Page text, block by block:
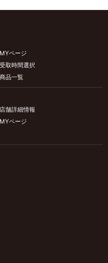
受取時間選択
商品一覧
MYページ
店舗詳細情報
MYページ